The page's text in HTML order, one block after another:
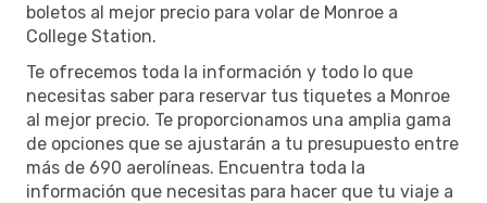
boletos al mejor precio para volar de Monroe a
College Station.
Te ofrecemos toda la información y todo lo que
necesitas saber para reservar tus tiquetes a Monroe
al mejor precio. Te proporcionamos una amplia gama
de opciones que se ajustarán a tu presupuesto entre
más de 690 aerolíneas. Encuentra toda la
información que necesitas para hacer que tu viaje a